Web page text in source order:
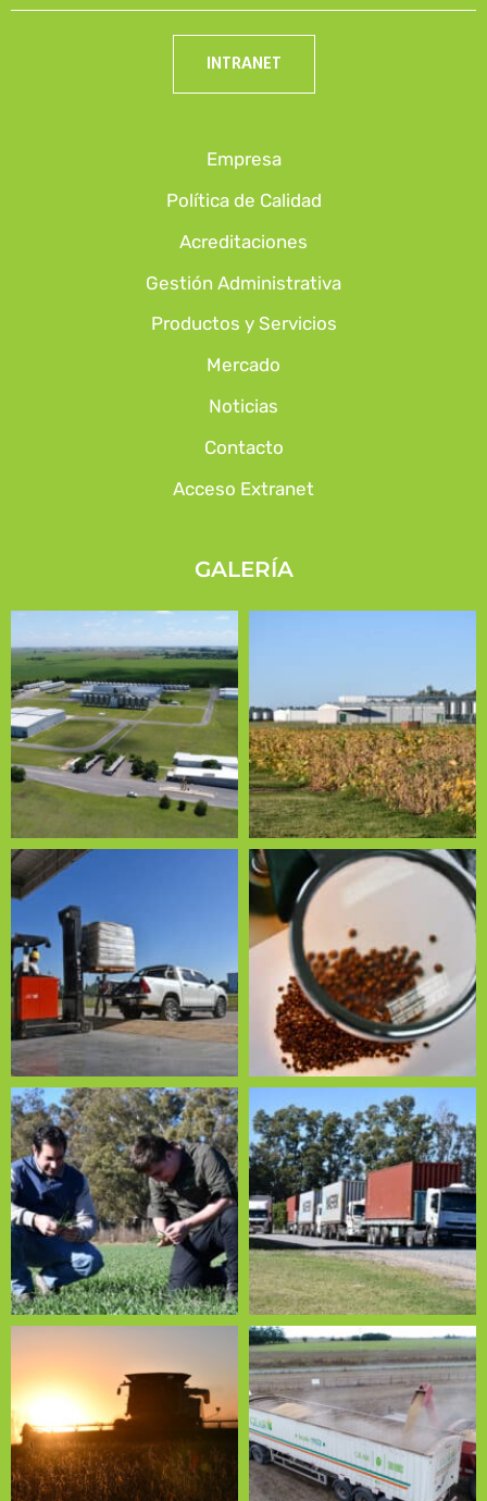
INTRANET
Empresa
Política de Calidad
Acreditaciones
Gestión Administrativa
Productos y Servicios
Mercado
Noticias
Contacto
Acceso Extranet
GALERÍA